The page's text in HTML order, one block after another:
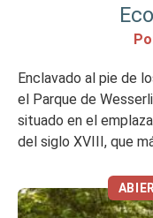
Enclavado al pie de
el Parque de
situado en el
del siglo XVIII, que
ha transformado en